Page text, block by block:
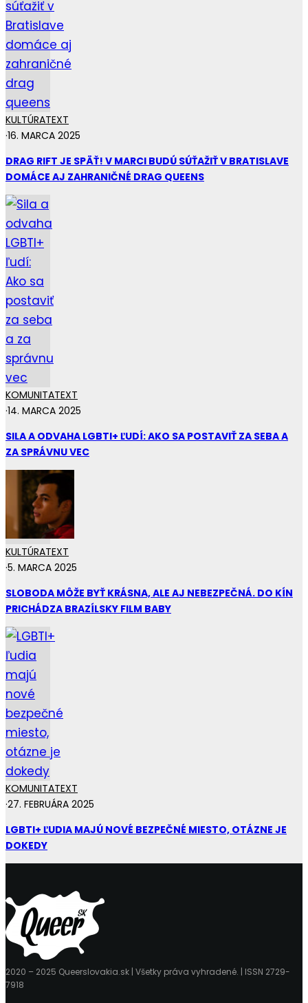
KULTÚRATEXT
·16. MARCA 2025
DRAG RIFT JE SPÄŤ! V MARCI BUDÚ SÚŤAŽIŤ V BRATISLAVE
DOMÁCE AJ ZAHRANIČNÉ DRAG QUEENS
KOMUNITATEXT
·14. MARCA 2025
SILA A ODVAHA LGBTI+ ĽUDÍ: AKO SA POSTAVIŤ ZA SEBA A
ZA SPRÁVNU VEC
KULTÚRATEXT
·5. MARCA 2025
SLOBODA MÔŽE BYŤ KRÁSNA, ALE AJ NEBEZPEČNÁ. DO KÍN
PRICHÁDZA BRAZÍLSKY FILM BABY
KOMUNITATEXT
·27. FEBRUÁRA 2025
LGBTI+ ĽUDIA MAJÚ NOVÉ BEZPEČNÉ MIESTO, OTÁZNE JE
DOKEDY
2020 – 2025 Queerslovakia.sk | Všetky práva vyhradené. | ISSN 2729-
7918